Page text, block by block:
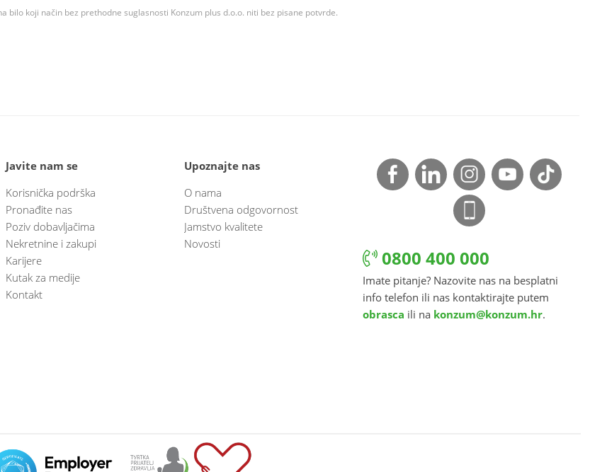
koji način bez prethodne suglasnosti Konzum plus d.o.o. niti bez pisane potvrde.
Javite nam se
Korisnička podrška
Pronađite nas
Poziv dobavljačima
Nekretnine i zakupi
Karijere
Kutak za medije
Kontakt
Upoznajte nas
O nama
Društvena odgovornost
Jamstvo kvalitete
Novosti
0800 400 000
Imate pitanje? Nazovite nas na besplatni
info telefon ili nas kontaktirajte putem
obrasca ili na konzum@konzum.hr.